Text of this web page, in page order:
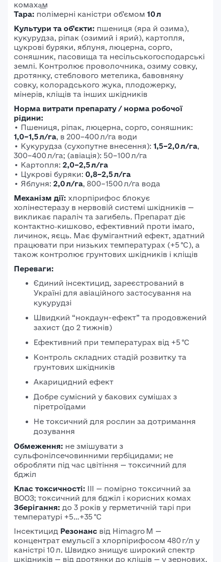
комаха͟м
Тара: полімерні каністри об’ємом 10 л
Культури та об’єкти: пшениця (яра й озима),
кукурудза, ріпак (озимий і ярий), картопля,
цукрові буряки, яблуня, люцерна, сорго,
соняшник, пасовища та несільськогосподарські
землі. Контролює проволочника, озиму совку,
дротянку, стеблового метелика, бавовняну
совку, колорадського жука, плодожерку,
мінерів, кліщів та інших шкідників
Норма витрати препарату / норма робочої
рідини:
• Пшениця, ріпак, люцерна, сорго, соняшник:
1,0–1,5 л/га, в 200–400 л/га води
• Кукурудза (сухопутне внесення): 1,5–2,0 л/га,
300–400 л/га; (авіація): 50–100 л/га
• Картопля: 2,0–2,5 л/га
• Цукрові буряки: 0,8–2,5 л/га
• Яблуня: 2,0 л/га, 800–1500 л/га вода
Механізм дії: хлорпірифос блокує
холінестеразу в нервовій системі шкідників —
викликає параліч та загибель. Препарат діє
контактно‑кишково, ефективний проти імаго,
личинок, яєць. Має фумігантний ефект, здатний
працювати при низьких температурах (+5 °C), а
також контролює грунтових шкідників і кліщів
Переваги:
Єдиний інсектицид, зареєстрований в
Україні для авіаційного застосування на
кукурудзі
Швидкий “нокдаун-ефект” та продовжений
захист (до 2 тижнів)
Ефективний при температурах від +5 °C
Контроль складних стадій розвитку та
грунтових шкідників
Акарицидний ефект
Добре сумісний у бакових сумішах з
піретроїдами
Не токсичний для рослин за дотримання
дозування
Обмеження: не змішувати з
сульфонілсечовинними гербіцидами; не
обробляти під час цвітіння — токсичний для
бджіл
Клас токсичності: III — помірно токсичний за
ВООЗ; токсичний для бджіл і корисних комах
Зберігання: до 3 років у герметичній тарі при
температурі +5…+35 °C
Інсектицид Резонанс від Himagro M —
концентрат емульсії з хлорпірифосом 480 г/л у
каністрі 10 л. Швидко знищує широкий спектр
шкідників — від дротянки до кліщів — у зернових,